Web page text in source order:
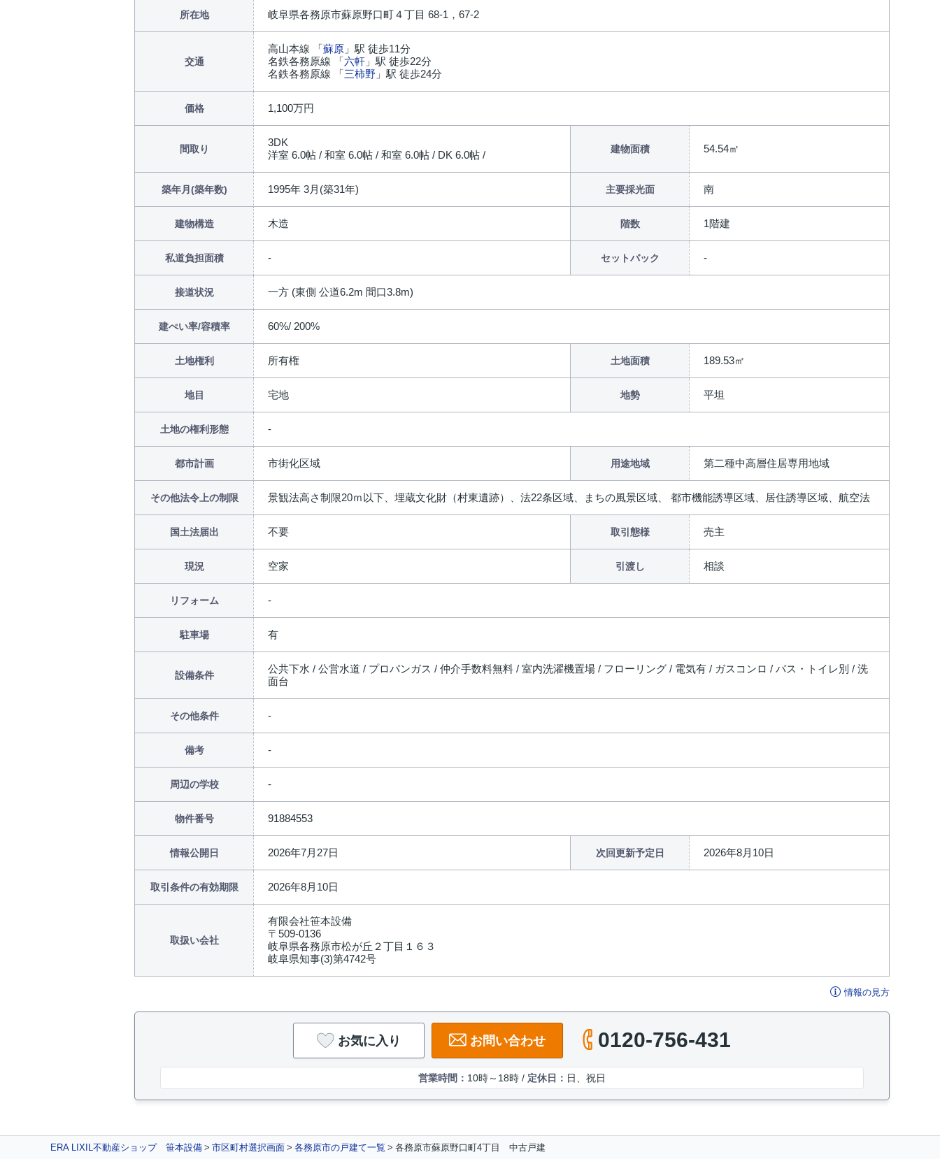
所在地 岐阜県各務原市蘇原野口町４丁目 68-1，67-2
交通
高山本線 「蘇原 」駅 徒歩11分
名鉄各務原線 「六軒 」駅 徒歩22分
名鉄各務原線 「三柿野 」駅 徒歩24分
価格 1,100万円
間取り
3DK
洋室 6.0帖 / 和室 6.0帖 / 和室 6.0帖 / DK 6.0帖 /
建物面積 54.54㎡
築年月(築年数) 1995年 3月(築31年) 主要採光面 南
建物構造 木造 階数 1階建
私道負担面積 セットバック
接道状況 一方 (東側 公道6.2m 間口3.8m)
建ぺい率/容積率 60%/ 200%
土地権利 所有権 土地面積 189.53㎡
地目 宅地 地勢 平坦
土地の権利形態
都市計画 市街化区域 用途地域 第二種中高層住居専用地域
その他法令上の制限 景観法高さ制限20ｍ以下、埋蔵文化財（村東遺跡）、法22条区域、まちの風景区域、 都市機能誘導区域、居住誘導区域、航空法
国土法届出 不要 取引態様 売主
現況 空家 引渡し 相談
リフォーム
駐車場 有
設備条件
公共下水 / 公営水道 / プロパンガス / 仲介手数料無料 / 室内洗濯機置場 / フローリング / 電気有 / ガスコンロ / バス・トイレ別 / 洗
面台
その他条件
備考
周辺の学校
物件番号 91884553
情報公開日 2026年7月27日 次回更新予定日 2026年8月10日
取引条件の有効期限 2026年8月10日
取扱い会社
有限会社笹本設備
〒509-0136
岐阜県各務原市松が丘２丁目１６３
岐阜県知事(3)第4742号
情報の見方
お気に入り お問い合わせ 0120-756-431
営業時間： 10時～18時 / 定休日： 日、祝日
ERA LIXIL不動産ショップ 笹本設備 市区町村選択画面 各務原市の戸建て一覧 各務原市蘇原野口町4丁目 中古戸建